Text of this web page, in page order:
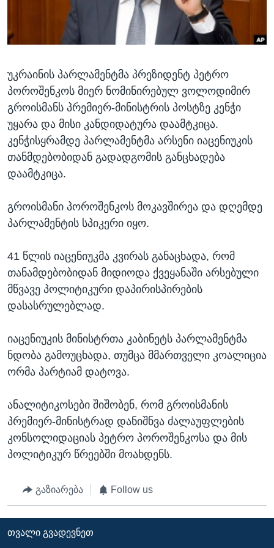
ᲡᲢᲣᲓᲘᲐ ᲕᲐᲨᲘᲜᲒᲢᲝᲜᲘ
ᲯᲐᲜᲛᲠᲗᲔᲚᲝᲑᲐ
ᲘᲜᲢᲔᲠᲕᲘᲣ
ᲙᲣᲚᲢᲣᲠᲐ
ᲒᲐᲚᲘᲚᲔᲝ
ᲓᲔᲖᲘᲜᲤᲝᲠᲛᲐᲪᲘᲐ
Learning English
ენები
უკრაინის პარლამენტმა პრეზიდენტ პეტრო
პოროშენკოს მიერ ნომინირებულ ვოლოდიმირ
გროისმანს პრემიერ-მინისტრის პოსტზე კენჭი
უყარა და მისი კანდიდატურა დაამტკიცა.
კენჭისყრამდე პარლამენტმა არსენი იაცენიუკის
თანმდებობიდან გადადგომის განცხადება
დაამტკიცა.
გროისმანი პოროშენკოს მოკავშირეა და დღემდე
პარლამენტის სპიკერი იყო.
41 წლის იაცენიუკმა კვირას განაცხადა, რომ
თანამდებობიდან მიდიოდა ქვეყანაში არსებული
მწვავე პოლიტიკური დაპირისპირების
დასასრულებლად.
იაცენიუკის მინისტრთა კაბინეტს პარლამენტმა
ნდობა გამოუცხადა, თუმცა მმართველი კოალიცია
ორმა პარტიამ დატოვა.
ანალიტიკოსები შიშობენ, რომ გროისმანის
პრემიერ-მინისტრად დანიშნვა ძალაუფლების
კონსოლიდაციას პეტრო პოროშენკოსა და მის
პოლიტიკურ წრეებში მოახდენს.
გაზიარება Follow us
ᲗᲕᲐᲚᲘ ᲒᲕᲐᲓᲔᲕᲜᲔᲗ